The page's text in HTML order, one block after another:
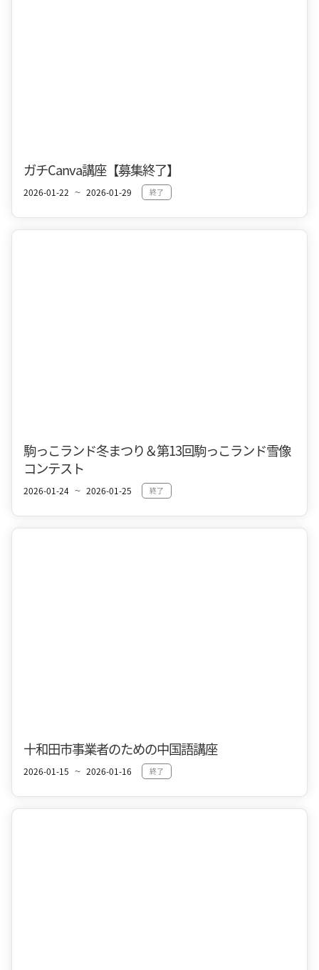
ガチCanva講座【募集終了】
2026-01-22 〜 2026-01-29 終了
駒っこランド冬まつり＆第13回駒っこランド雪像
コンテスト
2026-01-24 〜 2026-01-25 終了
十和田市事業者のための中国語講座
2026-01-15 〜 2026-01-16 終了